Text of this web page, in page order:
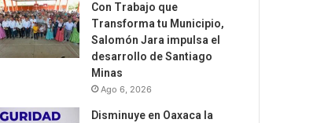
Con Trabajo que
Transforma tu Municipio,
Salomón Jara impulsa el
desarrollo de Santiago
Minas
Ago 6, 2026
Disminuye en Oaxaca la